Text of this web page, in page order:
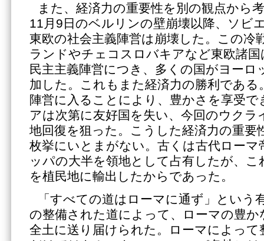
また、経済力の重要性を別の観点から
11月9日のベルリンの壁崩壊以降、ソビ
東欧の社会主義陣営は崩壊した。この冷
ランドやチェコスロバキアなど東欧諸
民主主義陣営につき、多くの国がヨーロ
加した。これもまた経済力の勝利である
陣営に入ることにより、豊かさを享受
アは次第に友好国を失い、今回のウクラ
地回復を狙った。こうした経済力の重要
枚挙にいとまがない。古くは古代ローマ
ッパの大半を領地として占有したが、こ
を植民地に輸出したからであった。
「すべての道はローマに通ず」という
の整備された道によって、ローマの豊
全土に送り届けられた。ローマによっ